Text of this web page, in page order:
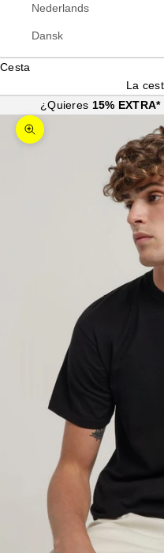
Nederlands
Dansk
Cesta
La
¿Quieres 15% EXTRA*
Zoom